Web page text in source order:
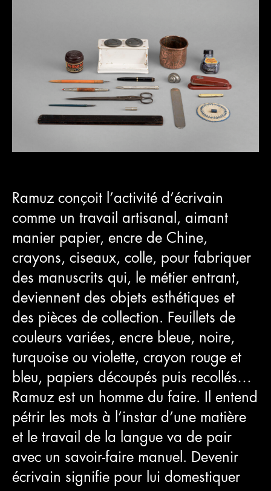
Ramuz conçoit l’activité d’écrivain
comme un travail artisanal, aimant
manier papier, encre de Chine,
crayons, ciseaux, colle, pour fabriquer
des manuscrits qui, le métier entrant,
deviennent des objets esthétiques et
des pièces de collection. Feuillets de
couleurs variées, encre bleue, noire,
turquoise ou violette, crayon rouge et
bleu, papiers découpés puis recollés…
Ramuz est un homme du faire. Il entend
pétrir les mots à l’instar d’une matière
et le travail de la langue va de pair
avec un savoir-faire manuel. Devenir
écrivain signifie pour lui domestiquer